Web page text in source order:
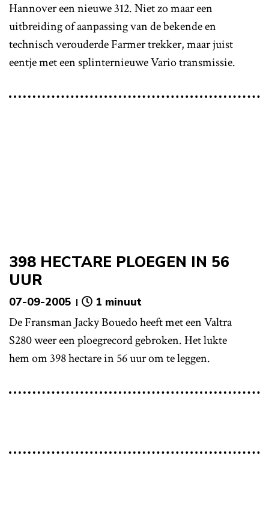
Hannover een nieuwe 312. Niet zo maar een
uitbreiding of aanpassing van de bekende en
technisch verouderde Farmer trekker, maar juist
eentje met een splinternieuwe Vario transmissie.
398 HECTARE PLOEGEN IN 56
UUR
07-09-2005 1 minuut
De Fransman Jacky Bouedo heeft met een Valtra
S280 weer een ploegrecord gebroken. Het lukte
hem om 398 hectare in 56 uur om te leggen.